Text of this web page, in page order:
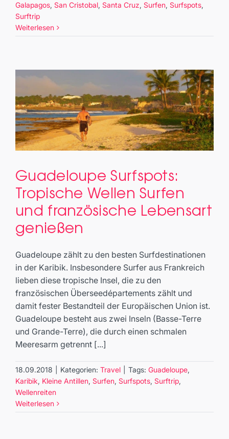
Galapagos, San Cristobal, Santa Cruz, Surfen, Surfspots,
Surftrip
Weiterlesen
Guadeloupe Surfspots:
Tropische Wellen Surfen und
französische Lebensart
genießen
Guadeloupe Surfspots:
Tropische Wellen Surfen
und französische Lebensart
genießen
Guadeloupe zählt zu den besten Surfdestinationen
in der Karibik. Insbesondere Surfer aus Frankreich
lieben diese tropische Insel, die zu den
französischen Überseedépartements zählt und
damit fester Bestandteil der Europäischen Union ist.
Guadeloupe besteht aus zwei Inseln (Basse-Terre
und Grande-Terre), die durch einen schmalen
Meeresarm getrennt [...]
18.09.2018 Kategorien: Travel Tags: Guadeloupe,
Karibik, Kleine Antillen, Surfen, Surfspots, Surftrip,
Wellenreiten
Weiterlesen